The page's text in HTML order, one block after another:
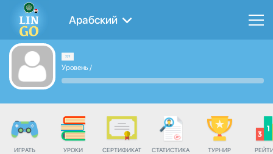
Арабский
Уровень /
ИГРАТЬ УРОКИ СЕРТИФИКАТ СТАТИСТИКА ТУРНИР